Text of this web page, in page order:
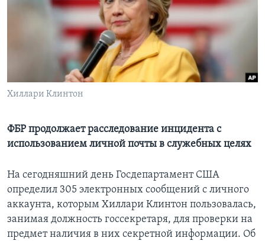
Learning English
СОЦИАЛЬНЫЕ СЕТИ
Хиллари Клинтон
ФБР продолжает расследование инцидента с
использованием личной почты в служебных целях
На сегодняшний день Госдепартамент США
определил 305 электронных сообщений с личного
аккаунта, которым Хиллари Клинтон пользовалась,
занимая должность госсекретаря, для проверки на
предмет наличия в них секретной информации. Об